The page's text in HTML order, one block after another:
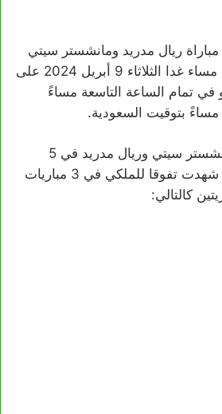
ريال مدريد ومانشستر سيتي
في دوري أبطال أوروبا مساء غدا الثلاثاء 9 أبريل 2024 على
في تمام الساعة التاسعة مساءً
بتوقيت السعودية.
وجدير بالذكر تقابل مانشستر سيتي وريال مدريد في 5
مواجهات سابقة والتي شهدت تفوقا للملكي في 3 مباريات
كالتالي: